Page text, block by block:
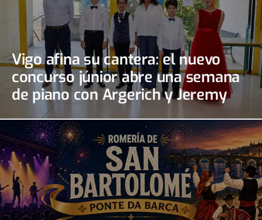
Vigo afina su cantera: el nuevo
concurso júnior abre una semana
de piano con Argerich y Jeremy
Irons